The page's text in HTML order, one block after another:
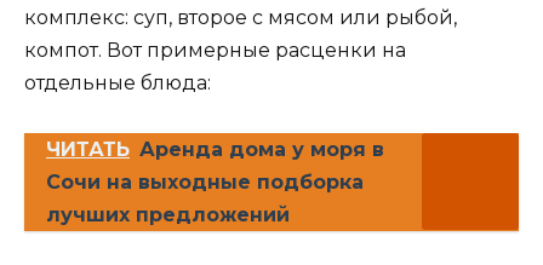
комплекс: суп, второе с мясом или рыбой,
компот. Вот примерные расценки на
отдельные блюда:
ЧИТАТЬ Аренда дома у моря в
Сочи на выходные подборка
лучших предложений